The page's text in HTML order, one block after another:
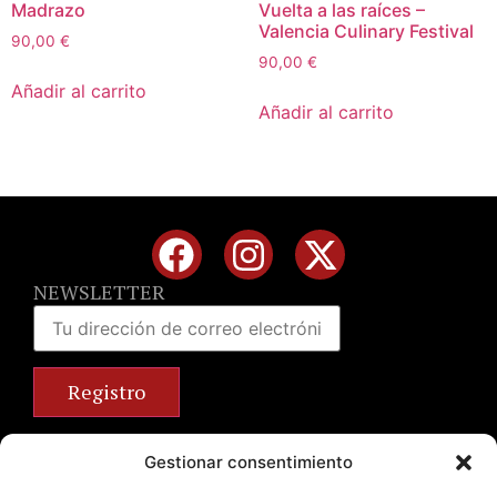
Gestionar consentimiento
Madrazo
90,00 €
Añadir al carrito
Vuelta a las raíces –
Valencia Culinary Festival
90,00 €
Añadir al carrito
NEWSLETTER
+34 963 672 314